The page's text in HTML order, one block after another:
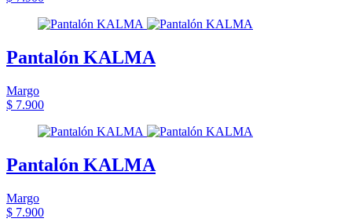
Pantalón KALMA
Margo
$ 7.900
Pantalón KALMA
Margo
$ 7.900